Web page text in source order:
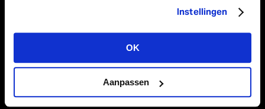
Instellingen
OK
Aanpassen
info@vivant.nl